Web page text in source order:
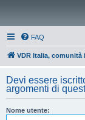
FAQ
VDR Italia,
Devi essere
argomenti di
Nome utente: